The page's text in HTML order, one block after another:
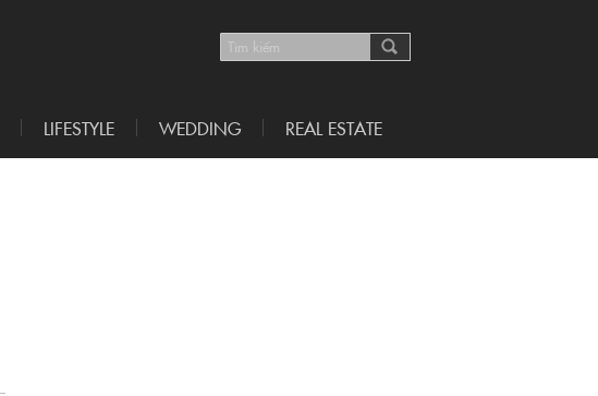
LIFESTYLE WEDDING REAL ESTATE